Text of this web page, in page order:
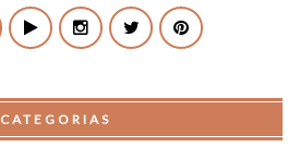
CATEGORIAS